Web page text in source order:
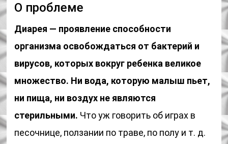
О проблеме
Диарея — проявление способности
организма освобождаться от бактерий и
вирусов, которых вокруг ребенка великое
множество. Ни вода, которую малыш пьет,
ни пища, ни воздух не являются
стерильными. Что уж говорить об играх в
песочнице, ползании по траве, по полу и т. д.